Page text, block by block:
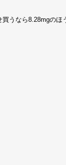
うなら8.28mgのほ